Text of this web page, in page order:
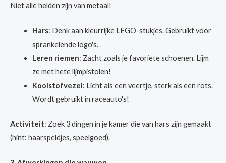
Niet alle helden zijn van metaal!
Hars: Denk aan kleurrijke LEGO-stukjes. Gebruikt voor
sprankelende logo's.
Leren riemen: Zacht zoals je favoriete schoenen. Lijm
ze met hete lijmpistolen!
Koolstofvezel: Licht als een veertje, sterk als een rots.
Wordt gebruikt in raceauto's!
Activiteit: Zoek 3 dingen in je kamer die van hars zijn gemaakt
(hint: haarspeldjes, speelgoed).